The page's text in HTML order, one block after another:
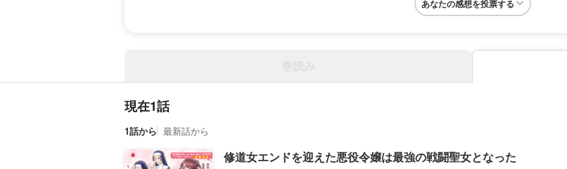
あなたの感想を投票する
現在1話
1話から 最新話から
修道女エンドを迎えた悪役令嬢は最強の戦闘聖女となった